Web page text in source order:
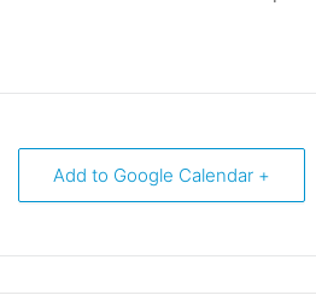
+ Add to Google Calendar